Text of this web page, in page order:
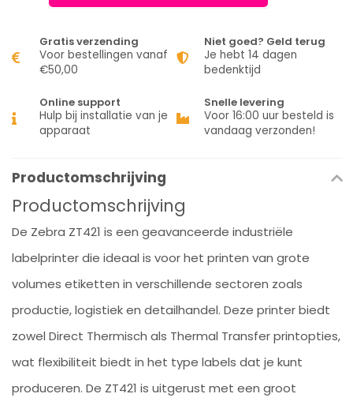
Gratis verzending
Voor bestellingen vanaf
€50,00
Niet goed? Geld terug
Je hebt 14 dagen
bedenktijd
Online support
Hulp bij installatie van je
apparaat
Snelle levering
Voor 16:00 uur besteld is
vandaag verzonden!
Productomschrijving
Productomschrijving
De Zebra ZT421 is een geavanceerde industriële
labelprinter die ideaal is voor het printen van grote
volumes etiketten in verschillende sectoren zoals
productie, logistiek en detailhandel. Deze printer biedt
zowel Direct Thermisch als Thermal Transfer printopties,
wat flexibiliteit biedt in het type labels dat je kunt
produceren. De ZT421 is uitgerust met een groot